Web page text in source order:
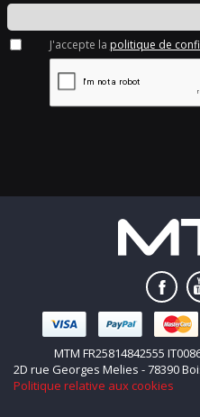
J'accepte la politique de
MTM FR25814842555
2D rue Georges Melies - 78390
Politique relative aux cookies